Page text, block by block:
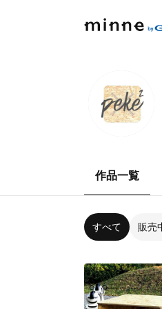
作品一覧
すべて 販売